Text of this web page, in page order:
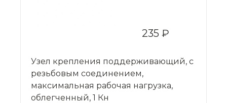
235 ₽
Узел крепления поддерживающий, с
резьбовым соединением,
максимальная рабочая нагрузка,
облегченный, 1 Кн